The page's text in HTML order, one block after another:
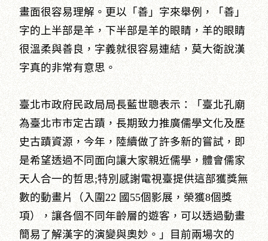
畫面很容易理解。更以「善」字來舉例，「善」
字的上半部是羊，下半部是羊的眼睛，羊的眼睛
很溫柔與善良，字義就很容易連結，莫大衛說漢
字真的非常有意思。
臺北市政府民政局局長藍世聰表示：「臺北孔廟
為臺北市市定古蹟，長期致力推廣儒學文化及歷
史古蹟資源，今年，陸續做了許多新的嘗試，即
是希望透過不同面向讓大家親近儒學，體會儒家
天人合一的哲思;特別感謝電視臺提供這部獲獎無
數的動畫片（入圍22 國55個影展，榮獲8個獎
項），讓各個不同年齡層的遊客，可以透過動畫
簡易了解漢字的演變與奧妙。」目前兩場次的